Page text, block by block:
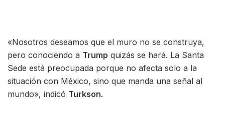
«Nosotros deseamos que el muro no se construya,
pero conociendo a Trump quizás se hará. La Santa
Sede está preocupada porque no afecta solo a la
situación con México, sino que manda una señal al
mundo», indicó Turkson.